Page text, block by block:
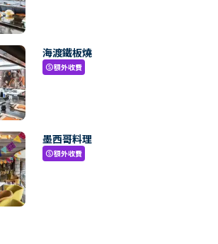
海渡鐵板燒
paid額外收費
墨西哥料理
paid額外收費